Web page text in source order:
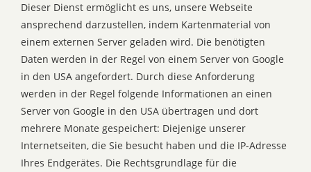
Dieser Dienst ermöglicht es uns, unsere Webseite
ansprechend darzustellen, indem Kartenmaterial von
einem externen Server geladen wird. Die benötigten
Daten werden in der Regel von einem Server von Google
in den USA angefordert. Durch diese Anforderung
werden in der Regel folgende Informationen an einen
Server von Google in den USA übertragen und dort
mehrere Monate gespeichert: Diejenige unserer
Internetseiten, die Sie besucht haben und die IP-Adresse
Ihres Endgerätes. Die Rechtsgrundlage für die